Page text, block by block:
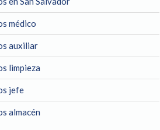
médico
auxiliar
limpieza
jefe
almacén